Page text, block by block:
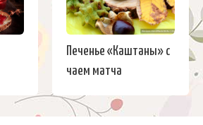
Печенье «Каштаны» с
чаем матча